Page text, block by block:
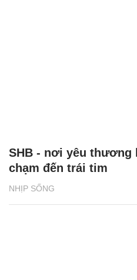
NHỊP SỐNG
SHB - nơi yêu thương
chạm đến trái tim